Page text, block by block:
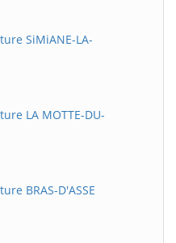
SiMiANE-LA-
LA MOTTE-DU-
BRAS-D'ASSE